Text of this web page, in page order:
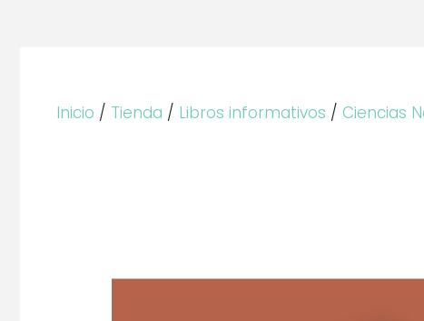
Inicio / Tienda / Libros informativos / Ciencias